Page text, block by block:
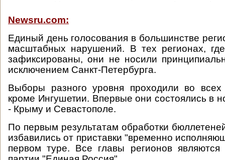
Newsru.com:
Единый день голосования в большинстве
масштабных нарушений. В тех регионах,
зафиксированы, они не носили
исключением Санкт-Петербурга.
Выборы разного уровня проходили во всех
кроме Ингушетии. Впервые они состоялись в
- Крыму и Севастополе.
По первым результатам обработки
избавились от приставки "временно
первом туре. Все главы регионов